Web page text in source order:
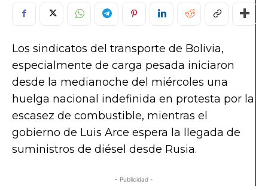
Los sindicatos del transporte de Bolivia,
especialmente de carga pesada iniciaron
desde la medianoche del miércoles una
huelga nacional indefinida en protesta por la
escasez de combustible, mientras el
gobierno de Luis Arce espera la llegada de
suministros de diésel desde Rusia.
- Publicidad -